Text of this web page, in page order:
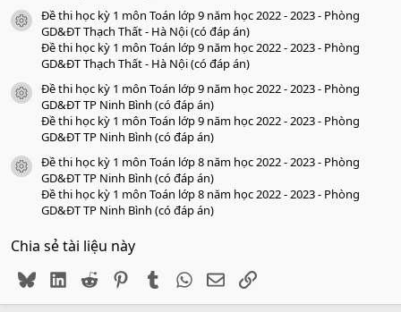
icon tài liệu
Đề thi học kỳ 1 môn Toán lớp 9 năm học 2022 - 2023 - Phòng
GD&ĐT Thạch Thất - Hà Nội (có đáp án)
Đề thi học kỳ 1 môn Toán lớp 9 năm học 2022 - 2023 - Phòng
GD&ĐT Thạch Thất - Hà Nội (có đáp án)
icon tài liệu
Đề thi học kỳ 1 môn Toán lớp 9 năm học 2022 - 2023 - Phòng
GD&ĐT TP Ninh Bình (có đáp án)
Đề thi học kỳ 1 môn Toán lớp 9 năm học 2022 - 2023 - Phòng
GD&ĐT TP Ninh Bình (có đáp án)
icon tài liệu
Đề thi học kỳ 1 môn Toán lớp 8 năm học 2022 - 2023 - Phòng
GD&ĐT TP Ninh Bình (có đáp án)
Đề thi học kỳ 1 môn Toán lớp 8 năm học 2022 - 2023 - Phòng
GD&ĐT TP Ninh Bình (có đáp án)
Chia sẻ tài liệu này
BlueskyLinkedIn
Reddit PinterestTumblr WhatsApp
EmailLink